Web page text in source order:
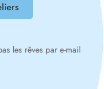
les rêves par e-mail